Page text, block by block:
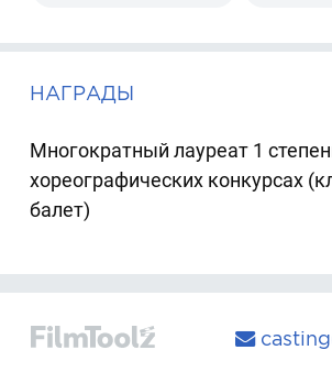
НАГРАДЫ
Многократный лауреат 1
хореографических конкурсах
балет)